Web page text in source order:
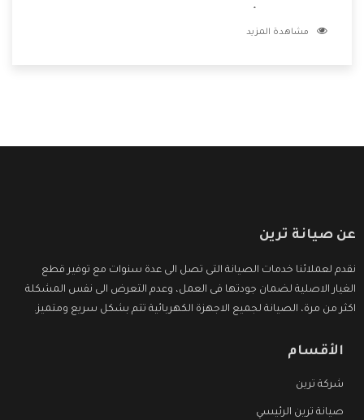
للعملاء أقوى العروض والخصومات التى تسهل على المستهلك
مشاهدة المزيد
عن صيانة ترين
نقدم لعملائنا خدمات الصيانة التى تصل الى عدة سنوات مع توفير قطع
الغيار الاصلية لضمان جودتها فى العمل، وعدم التعرض الى نفس المشكلة
اكثر من مرة، الصيانة لجميع الاجهزة الكهربائية تتم بشكل سريع ومتميز.
الأقسام
شركة ترين
صيانة ترين الرئيسي